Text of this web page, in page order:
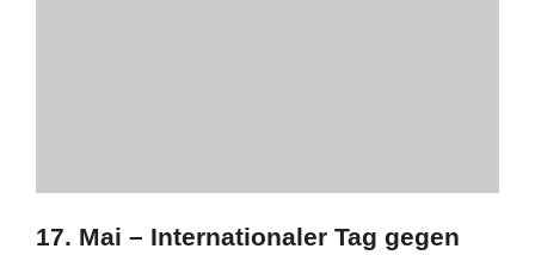
17. Mai – Internationaler Tag gegen